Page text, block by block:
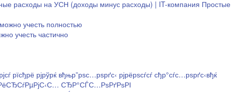
расходы на УСН (доходы минус расходы) | IT-компания Простые
учесть полностью
учесть частично
рїсђрё рјрўрќ вђњр”рѕс…рѕрґс‹ рјрёрѕсѓсѓ сђр°сѓс…рѕрґс‹вђќ
СЂР°СЃС…РѕРґРѕРІ